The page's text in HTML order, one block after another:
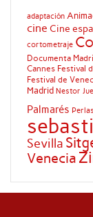
adaptación
cine Cine
cortometraje
Documenta
Cannes Festival
Festival de
Madrid Nestor
Palmarés Perlas
Sevilla
Venecia